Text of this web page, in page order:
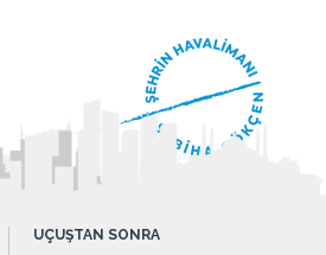
UÇUŞTAN SONRA